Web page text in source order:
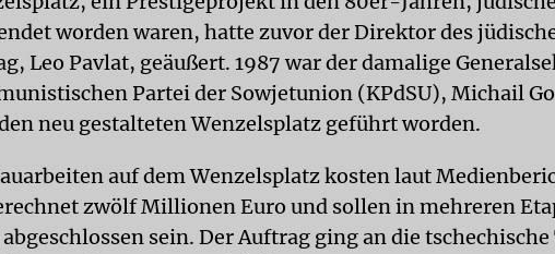
worden waren, hatte zuvor der Direktor des
Leo Pavlat, geäußert. 1987 war der damalige
Partei der Sowjetunion (KPdSU), Michail
neu gestalteten Wenzelsplatz geführt worden.
auf dem Wenzelsplatz kosten laut
zwölf Millionen Euro und sollen in mehreren
sein. Der Auftrag ging an die